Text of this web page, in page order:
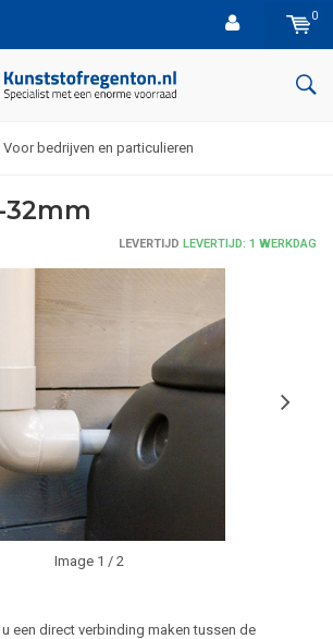
0
Voor bedrijven en particulieren
32mm
LEVERTIJD LEVERTIJD: 1 WERKDAG
Image 1 / 2
een direct verbinding maken tussen de